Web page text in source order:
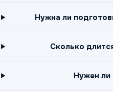
Нужна ли
Сколько
Нужен ли